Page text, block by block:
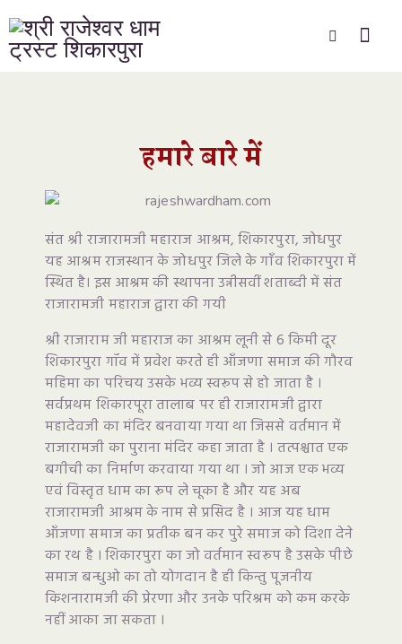
हमारे बारे में
संत श्री राजारामजी महाराज आश्रम, शिकारपुरा, जोधपुर
यह आश्रम राजस्थान के जोधपुर जिले के गाँव शिकारपुरा में
स्थित है। इस आश्रम की स्थापना उन्नीसवीं शताब्दी में संत
राजारामजी महाराज द्वारा की गयी
श्री राजाराम जी महाराज का आश्रम लूनी से 6 किमी दूर
शिकारपुरा गॉव में प्रवेश करते ही आँजणा समाज की गौरव
महिमा का परिचय उसके भव्य स्वरूप से हो जाता है ।
सर्वप्रथम शिकारपूरा तालाब पर ही राजारामजी द्वारा
महादेवजी का मंदिर बनवाया गया था जिससे वर्तमान में
राजारामजी का पुराना मंदिर कहा जाता है । तत्पश्चात एक
बगीची का निर्माण करवाया गया था । जो आज एक भव्य
एवं विस्तृत धाम का रूप ले चूका है और यह अब
राजारामजी आश्रम के नाम से प्रसिद है । आज यह धाम
आँजणा समाज का प्रतीक बन कर पुरे समाज को दिशा देने
का रथ है । शिकारपुरा का जो वर्तमान स्वरूप है उसके पीछे
समाज बन्धुओ का तो योगदान है ही किन्तु पूजनीय
किशनारामजी की प्रेरणा और उनके परिश्रम को कम करके
नहीं आका जा सकता ।